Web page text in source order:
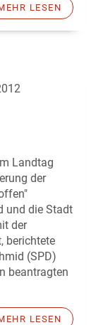
LESEN
Landtag
der
und die Stadt
der
berichtete
(SPD)
beantragten
LESEN